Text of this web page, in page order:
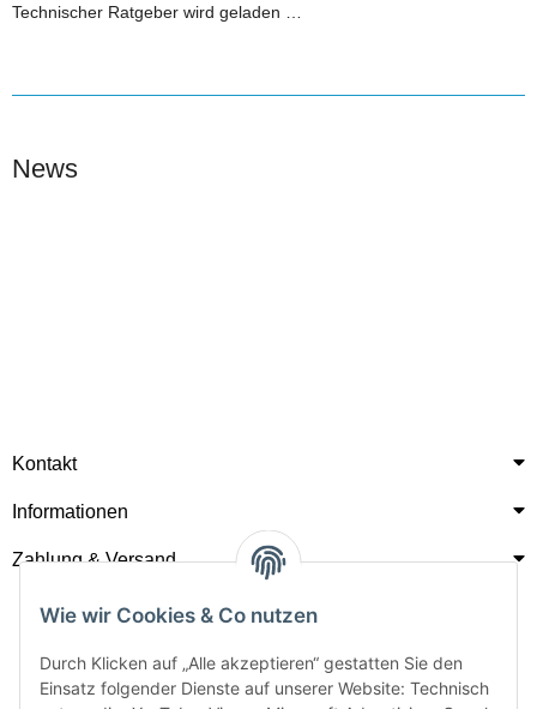
Wie wir Cookies & Co nutzen
Durch Klicken auf „Alle akzeptieren“ gestatten Sie den
Einsatz folgender Dienste auf unserer Website: Technisch
Technischer Ratgeber wird geladen …
News
MDM Parts erhält CrefoZert 2026: Ausgezeichnete Bonität
ausgezeichnet. Das Bonitätszertifikat bestätigt eine sehr gute
wirtschaftliche Stabilität und schafft zusätzliche Sicherheit für
Kontakt
Informationen
Zahlung & Versand